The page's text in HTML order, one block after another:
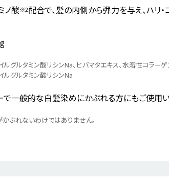
ノ酸※2配合で、髪の内側から弾力を与え、ハリ
ルグルタミン酸リシンNa、ヒバマタエキス、水溶性コラーゲ
ルグルタミン酸リシンNa
で一般的な白髪染めにかぶれる方にもご使用い
ぶれないわけではありません。